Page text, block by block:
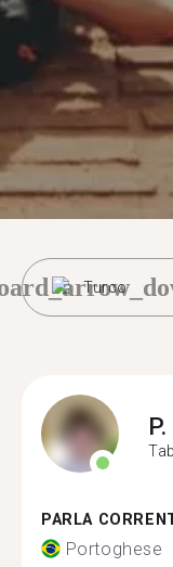
Turco
P.
PARLA
Portoghese